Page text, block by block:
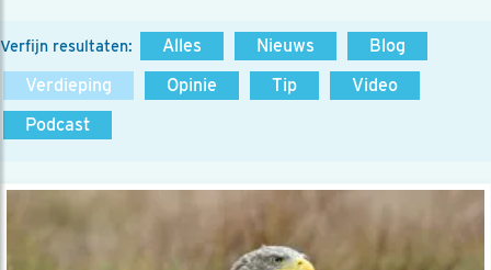
Verfijn resultaten: Alles Nieuws
Blog
Verdieping
Opinie Tip
Video
Podcast